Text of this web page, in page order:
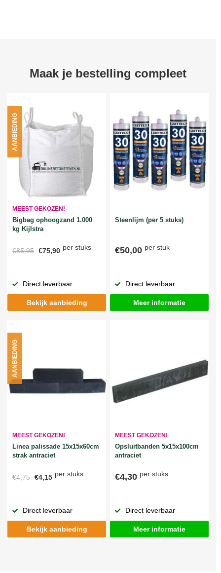
Maak je bestelling compleet
MEEST GEKOZEN!
Bigbag ophoogzand 1.000
kg Kijlstra
€85,95 €75,90 per stuks
AANBIEDING
Direct leverbaar
Bekijk aanbieding
Steenlijm (per 5 stuks)
€50,00 per stuk
Direct leverbaar
Meer informatie
MEEST GEKOZEN!
Linea palissade 15x15x60cm
strak antraciet
€4,75 €4,15 per stuks
AANBIEDING
Direct leverbaar
Bekijk aanbieding
MEEST GEKOZEN!
Opsluitbanden 5x15x100cm
antraciet
€4,30 per stuks
Direct leverbaar
Meer informatie